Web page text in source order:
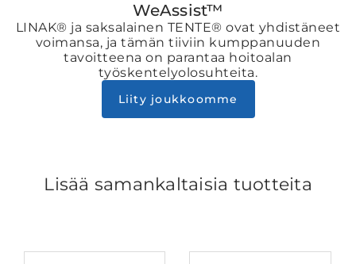
WeAssist™
LINAK® ja saksalainen TENTE® ovat yhdistäneet
voimansa, ja tämän tiiviin kumppanuuden
tavoitteena on parantaa hoitoalan
työskentelyolosuhteita.
Liity joukkoomme
Lisää samankaltaisia tuotteita